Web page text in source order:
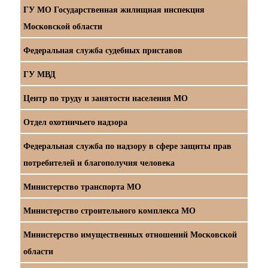
ГУ МО Государственная жилищная инспекция
Московской области
Федеральная служба судебных приставов
ГУ МВД
Центр по труду и занятости населения МО
Отдел охотничьего надзора
Федеральная служба по надзору в сфере защиты прав
потребителей и благополучия человека
Министерство транспорта МО
Министерство строительного комплекса МО
Министерство имущественных отношений Московской
области